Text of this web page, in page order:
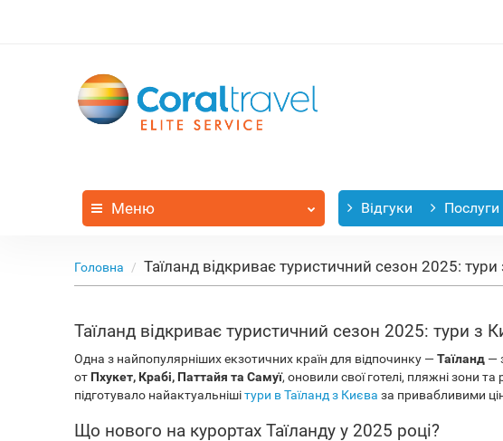
Меню Відгуки Послуги
Головна Таїланд відкриває туристичний сезон 2025:
Таїланд відкриває туристичний сезон 2025: тури з
Одна з найпопулярніших екзотичних країн для відпочинку —Таїланд —
от Пхукет, Крабі, Паттайя та Самуї, оновили свої готелі, пляжні зони
підготувало найактуальнішітури в Таїланд з Києва за привабливими
Що нового на курортах Таїланду у 2025 році?